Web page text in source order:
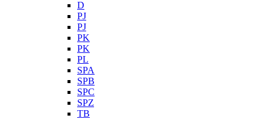
D
PJ
PJ
PK
PK
PL
SPA
SPB
SPC
SPZ
TB